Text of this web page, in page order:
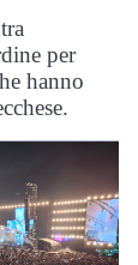
per
hanno